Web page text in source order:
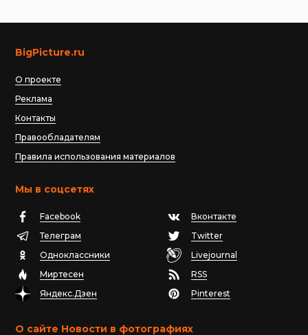
BigPicture.ru
О проекте
Реклама
Контакты
Правообладателям
Правила использования материалов
Мы в соцсетях
Facebook
Вконтакте
Телеграм
Twitter
Одноклассники
Livejournal
Миртесен
RSS
Яндекс.Дзен
Pinterest
О сайте Новости в фотографиях